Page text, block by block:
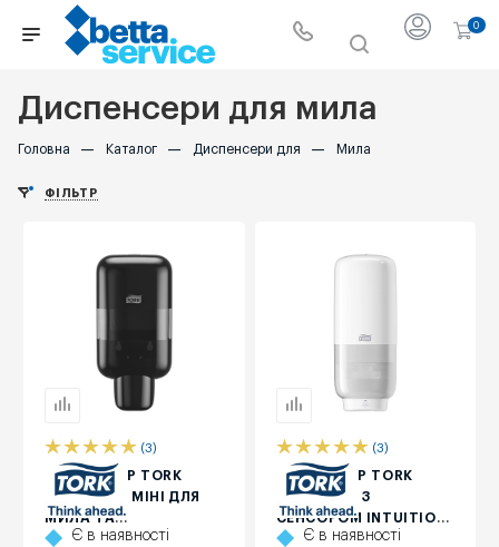
0
Диспенсери для мила
Головна — Каталог — Диспенсери для — Мила
ФІЛЬТР
(3)
ДИСПЕНСЕР TORK
ELEVATION МІНІ ДЛЯ
МИЛА ТА
ДЕЗІНФІКУЮЧИХ
Є в наявності
(3)
ДИСПЕНСЕР TORK
ELEVATION З
СЕНСОРОМ INTUITION
ДЛЯ МИЛА-ПІНИ,
Є в наявності